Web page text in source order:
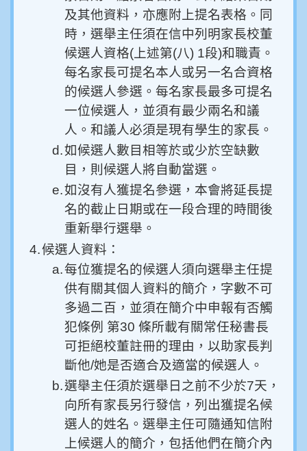
及其他資料，亦應附上提名表格。同
時，選舉主任須在信中列明家長校董
候選人資格(上述第(八) 1段)和職責。
每名家長可提名本人或另一名合資格
的候選人參選。每名家長最多可提名
一位候選人，並須有最少兩名和議
人。和議人必須是現有學生的家長。
d.如候選人數目相等於或少於空缺數
目，則候選人將自動當選。
e.如沒有人獲提名參選，本會將延長提
名的截止日期或在一段合理的時間後
重新舉行選舉。
4.候選人資料：
a.每位獲提名的候選人須向選舉主任提
供有關其個人資料的簡介，字數不可
多過二百，並須在簡介中申報有否觸
犯條例 第30 條所載有關常任秘書長
可拒絕校董註冊的理由，以助家長判
斷他/她是否適合及適當的候選人。
b.選舉主任須於選舉日之前不少於7天，
向所有家長另行發信，列出獲提名候
選人的姓名。選舉主任可隨通知信附
上候選人的簡介，包括他們在簡介內